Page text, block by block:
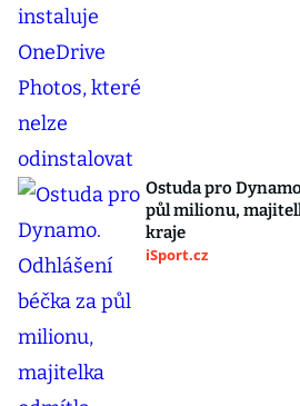
Ostuda pro
půl milionu,
kraje
iSport.cz